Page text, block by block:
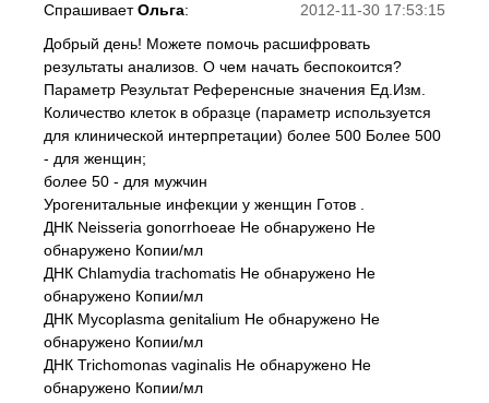
2012-11-30 17:53:15
СпрашиваетОльга:
Добрый день! Можете помочь расшифровать
результаты анализов. О чем начать беспокоится?
Параметр Результат Референсные значения Ед.Изм.
Количество клеток в образце (параметр используется
для клинической интерпретации) более 500 Более 500
- для женщин;
более 50 - для мужчин
Урогенитальные инфекции у женщин Готов .
ДНК Neisseria gonorrhoeae Не обнаружено Не
обнаружено Копии/мл
ДНК Chlamydia trachomatis Не обнаружено Не
обнаружено Копии/мл
ДНК Mycoplasma genitalium Не обнаружено Не
обнаружено Копии/мл
ДНК Trichomonas vaginalis Не обнаружено Не
обнаружено Копии/мл